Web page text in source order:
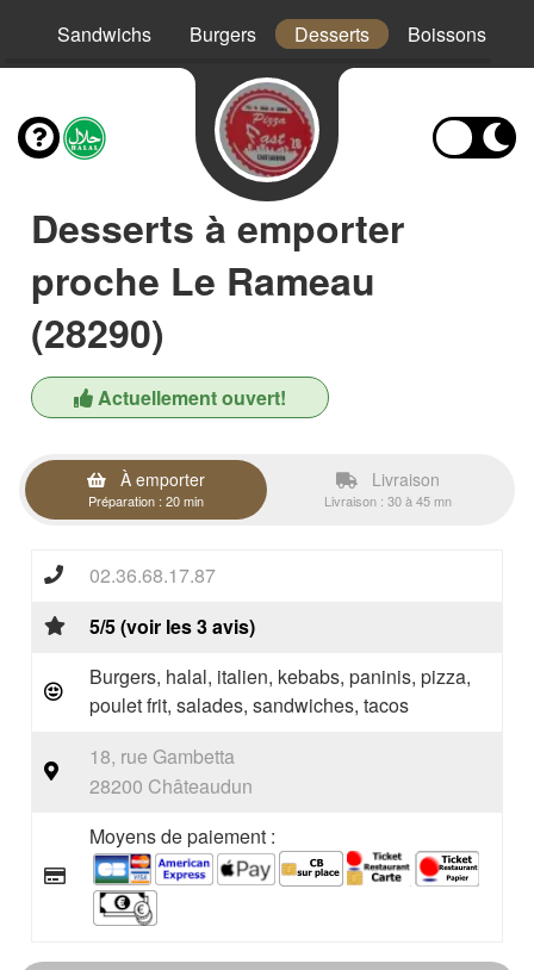
Sandwichs Burgers Desserts Boissons
Desserts à emporter
proche Le Rameau
(28290)
Actuellement ouvert!
À emporter
Préparation : 20 min
Livraison
Livraison : 30 à 45 mn
02.36.68.17.87
5/5 (voir les 3 avis)
Burgers, halal, italien, kebabs, paninis, pizza,
poulet frit, salades, sandwiches, tacos
18, rue Gambetta
28200 Châteaudun
Moyens de paiement :